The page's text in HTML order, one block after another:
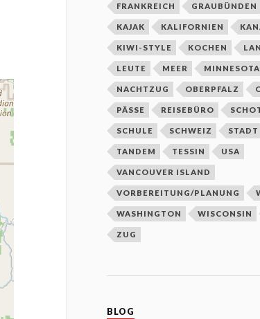
FRANKREICH GRAUBÜNDEN
KAJAK KALIFORNIEN
KIWI-STYLE KOCHEN
LEUTE MEER MINNESOTA
NACHTZUG OBERPFALZ
PÄSSE REISEBÜRO
SCHULE SCHWEIZ STADT
TANDEM TESSIN USA
VANCOUVER ISLAND
VORBEREITUNG/PLANUNG
WASHINGTON WISCONSIN
ZUG
BLOG